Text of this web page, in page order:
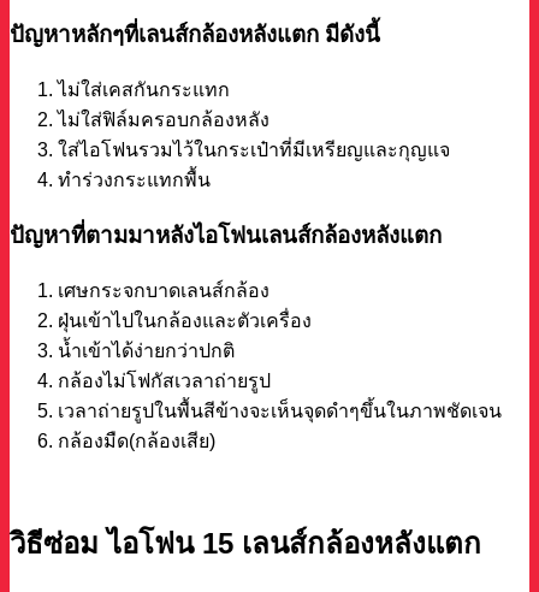
ปัญหาหลักๆที่เลนส์กล้องหลังแตก มีดังนี้
ไม่ใส่เคสกันกระแทก
ไม่ใส่ฟิล์มครอบกล้องหลัง
ใส่ไอโฟนรวมไว้ในกระเป๋าที่มีเหรียญและกุญแจ
ทำร่วงกระแทกพื้น
ปัญหาที่ตามมาหลังไอโฟนเลนส์กล้องหลังแตก
เศษกระจกบาดเลนส์กล้อง
ฝุ่นเข้าไปในกล้องและตัวเครื่อง
น้ำเข้าได้ง่ายกว่าปกติ
กล้องไม่โฟกัสเวลาถ่ายรูป
เวลาถ่ายรูปในพื้นสีข้างจะเห็นจุดดำๆขึ้นในภาพชัดเจน
กล้องมืด(กล้องเสีย)
วิธีซ่อม ไอโฟน 15 เลนส์กล้องหลังแตก